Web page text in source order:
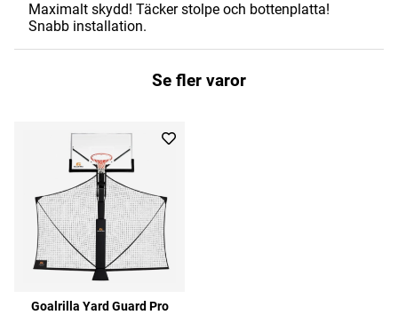
Maximalt skydd! Täcker stolpe och bottenplatta!
Snabb installation.
Se fler varor
Goalrilla Yard Guard Pro